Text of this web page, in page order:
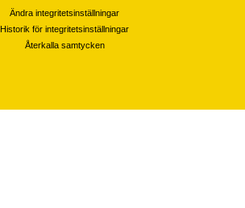
Ändra integritetsinställningar
Historik för integritetsinställningar
Återkalla samtycken